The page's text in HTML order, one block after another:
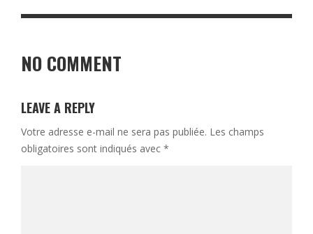
NO COMMENT
LEAVE A REPLY
Votre adresse e-mail ne sera pas publiée. Les champs
obligatoires sont indiqués avec *